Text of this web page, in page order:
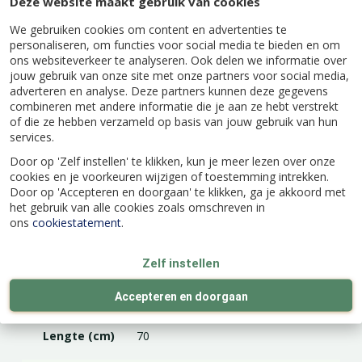
We gebruiken cookies om content en advertenties te
personaliseren, om functies voor social media te bieden en om
ons websiteverkeer te analyseren. Ook delen we informatie over
jouw gebruik van onze site met onze partners voor social media,
adverteren en analyse. Deze partners kunnen deze gegevens
combineren met andere informatie die je aan ze hebt verstrekt
of die ze hebben verzameld op basis van jouw gebruik van hun
services.
Door op 'Zelf instellen' te klikken, kun je meer lezen over onze
cookies en je voorkeuren wijzigen of toestemming intrekken.
Door op 'Accepteren en doorgaan' te klikken, ga je akkoord met
het gebruik van alle cookies zoals omschreven in
ons cookiestatement.
Zelf instellen
Accepteren en doorgaan
plastic, geproduceerd met windenergie en is
weer volledig recyclebaar.
Specificaties
EAN code 8711904121273
Antraciet
Lengte (cm) 70